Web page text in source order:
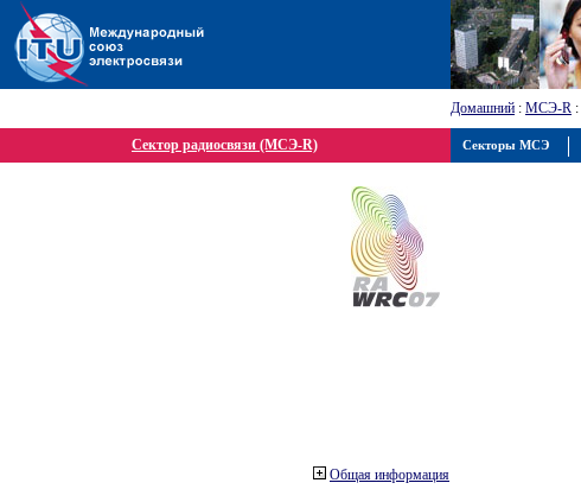
Домашний : МСЭ-R :
Сектор радиосвязи (МСЭ-R)
Общая информация
Секторы МСЭ